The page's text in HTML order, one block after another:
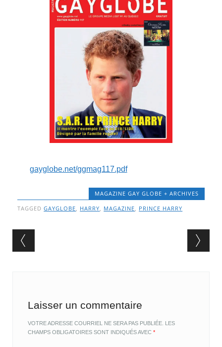
gayglobe.net/ggmag117.pdf
MAGAZINE GAY GLOBE + ARCHIVES
TAGGEDGAYGLOBE, HARRY, MAGAZINE, PRINCE HARRY
Post navigation
Laisser un commentaire
VOTRE ADRESSE COURRIEL NE SERA PAS PUBLIÉE. LES
CHAMPS OBLIGATOIRES SONT INDIQUÉS AVEC*